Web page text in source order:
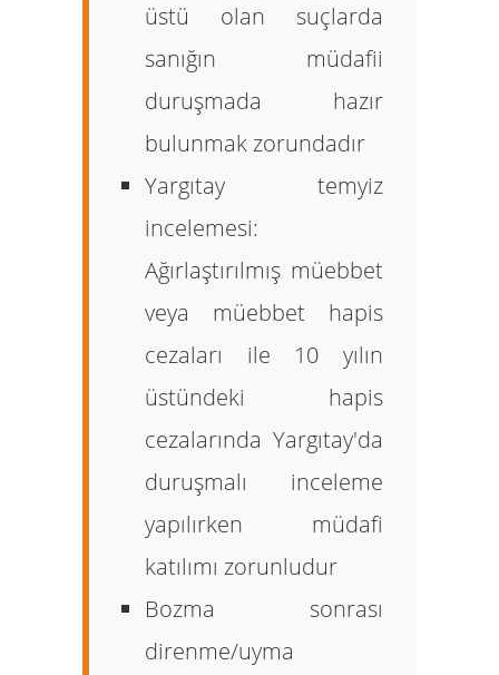
üstü olan suçlarda
sanığın müdafii
duruşmada hazır
bulunmak zorundadır
Yargıtay temyiz
incelemesi:
Ağırlaştırılmış müebbet
veya müebbet hapis
cezaları ile 10 yılın
üstündeki hapis
cezalarında Yargıtay'da
duruşmalı inceleme
yapılırken müdafi
katılımı zorunludur
Bozma sonrası
direnme/uyma